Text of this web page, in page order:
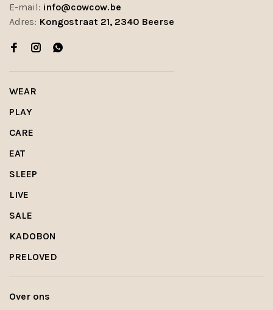
E-mail: info@cowcow.be
Adres: Kongostraat 21, 2340 Beerse
WEAR
PLAY
CARE
EAT
SLEEP
LIVE
SALE
KADOBON
PRELOVED
Over ons